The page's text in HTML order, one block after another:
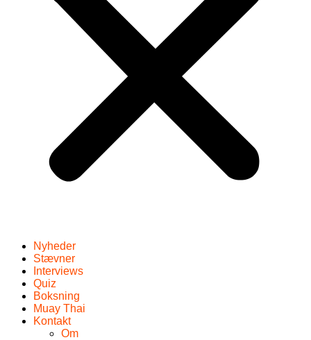
Nyheder
Stævner
Interviews
Quiz
Boksning
Muay Thai
Kontakt
Om